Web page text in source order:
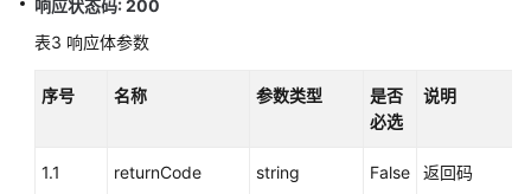
创
接
响应状态码: 200
表3 响应体参数
序号 名称 参数类型
是否
必选
说明
1.1 returnCode string False
返回码